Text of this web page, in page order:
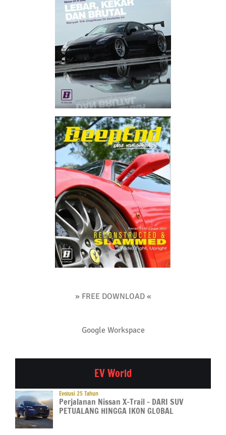
» FREE DOWNLOAD «
Google Workspace
EV World
Evolusi 25 Tahun
Perjalanan Nissan X-Trail – DARI SUV
PETUALANG HINGGA IKON GLOBAL